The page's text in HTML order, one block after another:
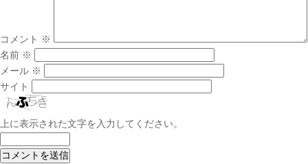
コメント ※
名前 ※
メール ※
サイト
上に表示された文字を入力してください。